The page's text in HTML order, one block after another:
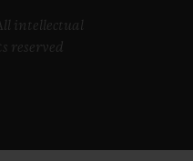
intellectual
reserved